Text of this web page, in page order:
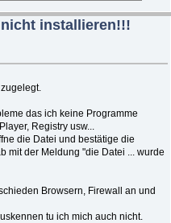
installieren!!!
das ich keine Programme
Registry usw...
die Datei und bestätige die
mit der Meldung "die Datei ... wurde
Browsern, Firewall an und
tu ich mich auch nicht.